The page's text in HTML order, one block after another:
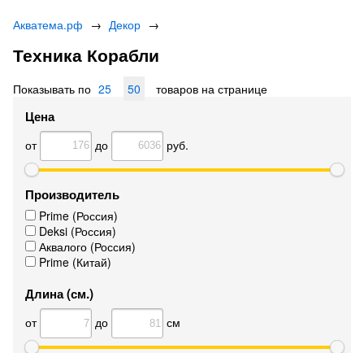
Акватема.рф → Декор →
Техника Корабли
Показывать по 25 50 товаров на странице
Цена
от до руб.
Производитель
Prime (Россия)
Deksi (Россия)
Аквалого (Россия)
Prime (Китай)
Длина (см.)
от до см